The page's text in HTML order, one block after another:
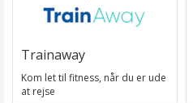
Trainaway
Kom let til fitness, når du er ude
at rejse